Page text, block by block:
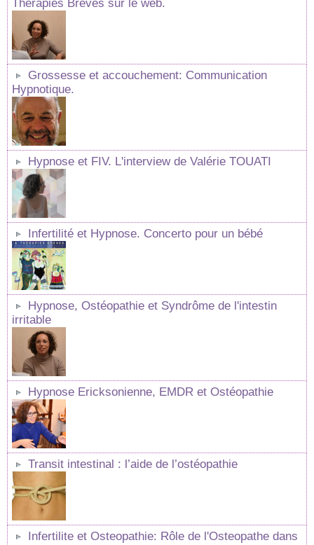
Thérapies Brèves sur le web.
Grossesse et accouchement: Communication
Hypnotique.
Hypnose et FIV. L'interview de Valérie TOUATI
Infertilité et Hypnose. Concerto pour un bébé
Hypnose, Ostéopathie et Syndrôme de l'intestin
irritable
Hypnose Ericksonienne, EMDR et Ostéopathie
Transit intestinal : l’aide de l’ostéopathie
Infertilite et Osteopathie: Rôle de l'Osteopathe dans